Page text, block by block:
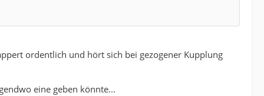
ordentlich und hört sich bei gezogener Kupplung
eine geben könnte...